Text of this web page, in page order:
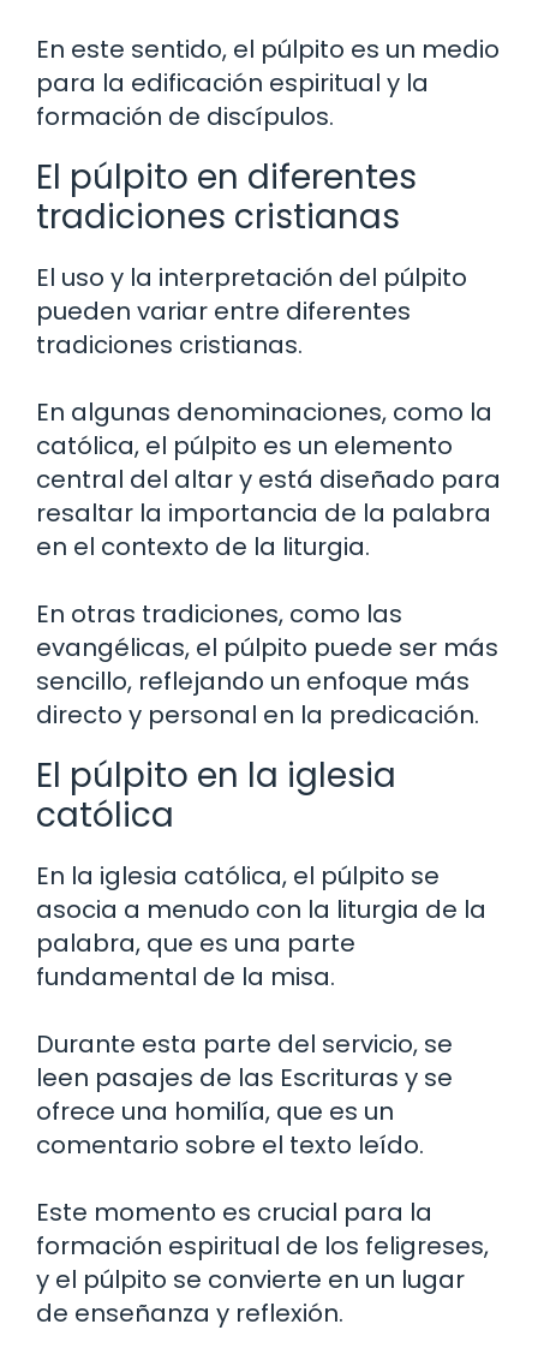
En este sentido, el púlpito es un medio
para la edificación espiritual y la
formación de discípulos.
El púlpito en diferentes
tradiciones cristianas
El uso y la interpretación del púlpito
pueden variar entre diferentes
tradiciones cristianas.
En algunas denominaciones, como la
católica, el púlpito es un elemento
central del altar y está diseñado para
resaltar la importancia de la palabra
en el contexto de la liturgia.
En otras tradiciones, como las
evangélicas, el púlpito puede ser más
sencillo, reflejando un enfoque más
directo y personal en la predicación.
El púlpito en la iglesia
católica
En la iglesia católica, el púlpito se
asocia a menudo con la liturgia de la
palabra, que es una parte
fundamental de la misa.
Durante esta parte del servicio, se
leen pasajes de las Escrituras y se
ofrece una homilía, que es un
comentario sobre el texto leído.
Este momento es crucial para la
formación espiritual de los feligreses,
y el púlpito se convierte en un lugar
de enseñanza y reflexión.